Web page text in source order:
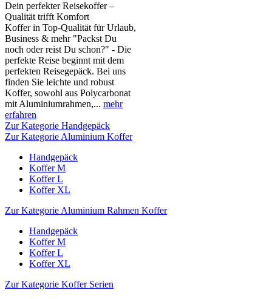
Dein perfekter Reisekoffer –
Qualität trifft Komfort
Koffer in Top-Qualität für Urlaub,
Business & mehr "Packst Du
noch oder reist Du schon?" - Die
perfekte Reise beginnt mit dem
perfekten Reisegepäck. Bei uns
finden Sie leichte und robust
Koffer, sowohl aus Polycarbonat
mit Aluminiumrahmen,... mehr
erfahren
Zur Kategorie Handgepäck
Zur Kategorie Aluminium Koffer
Handgepäck
Koffer M
Koffer L
Koffer XL
Zur Kategorie Aluminium Rahmen Koffer
Handgepäck
Koffer M
Koffer L
Koffer XL
Zur Kategorie Koffer Serien